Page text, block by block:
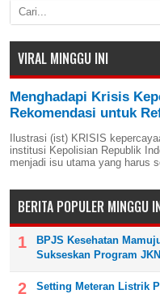
VIRAL MINGGU INI
Menghadapi Krisis
Rekomendasi untuk
Ilustrasi (ist) KRISIS
institusi Kepolisian Republik
menjadi isu utama yang harus
BERITA POPULER MINGGU
BPJS Kesehatan
Sukseskan Program JKN
Setting Meteran Listrik